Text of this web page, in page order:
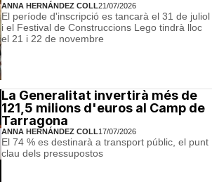
ANNA HERNÁNDEZ COLL21/07/2026
El període d'inscripció es tancarà el 31 de juliol
i el Festival de Construccions Lego tindrà lloc
el 21 i 22 de novembre
La Generalitat invertirà més de
121,5 milions d'euros al Camp de
Tarragona
ANNA HERNÁNDEZ COLL17/07/2026
El 74 % es destinarà a transport públic, el punt
clau dels pressupostos